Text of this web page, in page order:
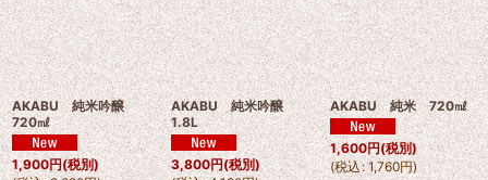
AKABU 純米吟醸
720㎖
1,900円(税別)
AKABU 純米吟醸
1.8L
3,800円(税別)
AKABU 純米 720㎖
1,600円(税別)
(税込: 1,760円)